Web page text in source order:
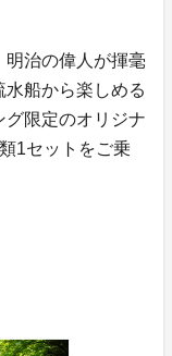
治の偉人が揮毫
水船から楽しめる
グ限定のオリジナ
1セットをご乗